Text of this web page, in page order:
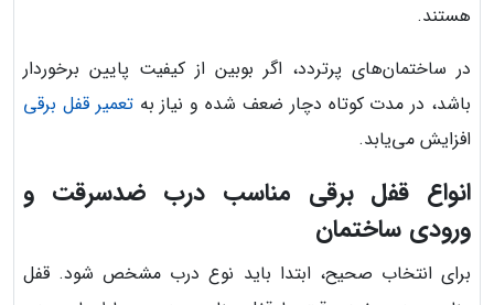
هستند.
در ساختمان‌های پرتردد، اگر بوبین از کیفیت پایین برخوردار
باشد، در مدت کوتاه دچار ضعف شده و نیاز بهتعمیر قفل برقی
افزایش می‌یابد.
انواع قفل برقی مناسب درب ضدسرقت و
ورودی ساختمان
برای انتخاب صحیح، ابتدا باید نوع درب مشخص شود. قفل